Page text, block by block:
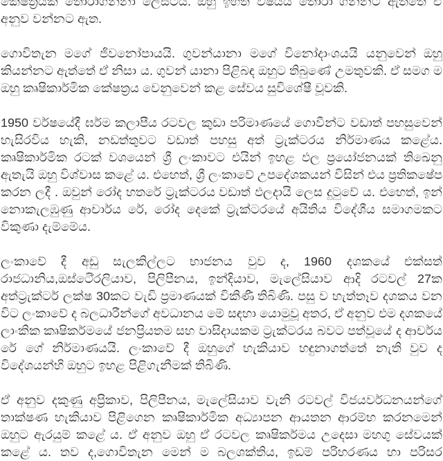
අනුව වන්නට ඇත.
ගොවිතැන මගේ ජිවනෝපායයි. ගුවන්යානා මගේ විනෝදාංශයයි යනුවෙන් ඔහු
කියන්නට ඇත්තේ ඒ නිසා ය. ගුවන් යානා පිළිබඳ ඔහුට තිබුණේ උමතුවකි. ඒ සමග ම
ඔහු කෘෂිකාර්මික කේෂත්‍රය වෙනුවෙන් කළ සේවය සුවිශේෂී වූවකි.
1950 වර්ෂයේදී ඝර්ම කලාපීය රටවල කුඩා පරිමාණයේ ගොවීන්ට වඩාත් පහසුවෙන්
හැසිරවිය හැකි, නඩත්තුවට වඩාත් පහසු අත් ට්‍රැක්ටරය නිර්මාණය කළේය.
කෘෂිකාර්මික රටක් වශයෙන් ශ්‍රී ලංකාවට එයින් ඉහළ ඵල ප්‍රයෝජනයක් තිඛෙනු
ඇතැයි ඔහු විශ්වාස කළේ ය. එහෙත්, ශ්‍රී ලංකාවේ උපදේශකයන් විසින් එය ප්‍රතිකෂේප
කරන ලදී . ඔවුන් රෝද හතරේ ට්‍රැක්ටරය වඩාත් ඵලදායි ලෙස දුටුවේ ය. එහෙත්, ඉන්
නොකැලඹුණු ආචාර්ය රේ, රෝද දෙකේ ට්‍රැක්ටරයේ අයිතිය විදේශීය සමාගමකට
විකුණා දැම්මේය.
ලංකාවේ දී අඩු සැලකිල්ලට භාජනය වුව ද, 1960 දශකයේ එක්සත්
රාජධානිය,ඔස්ටෙි්‍රලියාව, පිලිපීනය, ඉන්දියාව, මැලේසියාව ආදි රටවල් 27ක
අත්ට්‍රැක්ටර් ලක්ෂ 30කට වැඩි ප්‍රමාණයක් විකිණී තිබිණි. පසු ව හැත්තෑව දශකය වන
විට ලංකාවේ ද බලධාරීන්ගේ අවධානය මේ සඳහා යොමුවූ අතර, ඒ අනුව එම දශකයේ
ලාංකික කෘෂිකර්මයේ ජනප්‍රියතම සහ වාසිදායකම ට්‍රැක්ටරය බවට පත්වූයේ ද ආචර්ය
රේ ගේ නිර්මාණයයි. ලංකාවේ දී ඔහුගේ හැකියාව හඳුනාගත්තේ නැති වුව ද
විදේශයන්හි ඔහුට ඉහළ පිළිගැනීමක් තිබිණි.
ඒ අනුව දකුණු අප්‍රිකාව, පිලිපීනය, මැලේසියාව වැනි රටවල් විජයවර්ධනයන්ගේ
තාක්ෂණ හැකියාව පිළිගෙන කෘෂිකාර්මික අධ්‍යාපන ආයතන ආරම්භ කරනමෙන්
ඔහුට ඇරයුම් කළේ ය. ඒ අනුව ඔහු ඒ රටවල කෘෂිකර්මය උදෙසා මහගු සේවයක්
කළේ ය. තව ද,ගොවිතැන මෙන් ම බලශක්තිය, ඉඩම් පරිහරණය හා පරිසර